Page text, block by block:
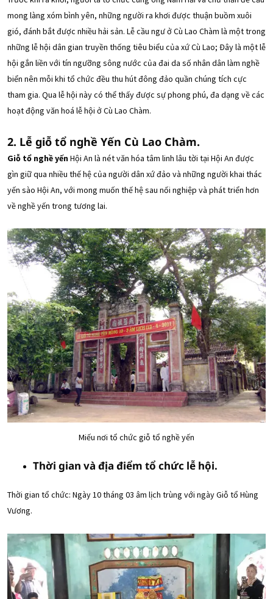
mong làng xóm bình yên, những người ra khơi được thuận buồm xuôi
gió, đánh bắt được nhiều hải sản. Lễ cầu ngư ở Cù Lao Chàm là một trong
những lễ hội dân gian truyền thống tiêu biểu của xứ Cù Lao; Đây là một lễ
hội gắn liền với tín ngưỡng sông nước của đai da số nhân dân làm nghề
biển nên mỗi khi tổ chức đều thu hút đông đảo quần chúng tích cực
tham gia. Qua lễ hội này có thể thấy được sự phong phú, đa dạng về các
hoạt động văn hoá lễ hội ở Cù Lao Chàm.
2. Lễ giỗ tổ nghề Yến Cù Lao Chàm.
Giỗ tổ nghề yến Hội An là nét văn hóa tâm linh lâu tời tại Hội An được
gìn giữ qua nhiều thế hệ của người dân xứ đảo và những người khai thác
yến sào Hội An, với mong muốn thế hệ sau nối nghiệp và phát triển hơn
về nghề yến trong tương lai.
Miếu nơi tổ chức giỗ tổ nghề yến
Thời gian và địa điểm tổ chức lễ hội.
Thời gian tổ chức: Ngày 10 tháng 03 âm lịch trùng với ngày Giỗ tổ Hùng
Vương.